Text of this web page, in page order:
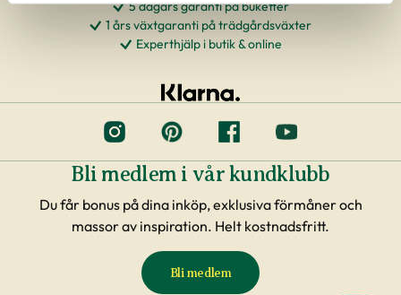
5 dagars garanti på buketter
1 års växtgaranti på trädgårdsväxter
Experthjälp i butik & online
Bli medlem i vår kundklubb
Du får bonus på dina inköp, exklusiva förmåner och
massor av inspiration. Helt kostnadsfritt.
Bli medlem